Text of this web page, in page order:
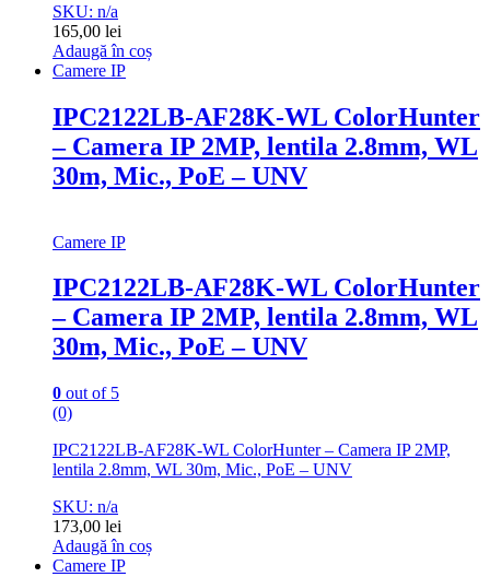
SKU: n/a
165,00 lei
Adaugă în coș
Camere IP
IPC2122LB-AF28K-WL ColorHunter
– Camera IP 2MP, lentila 2.8mm, WL
30m, Mic., PoE – UNV
Camere IP
IPC2122LB-AF28K-WL ColorHunter
– Camera IP 2MP, lentila 2.8mm, WL
30m, Mic., PoE – UNV
0 out of 5
(0)
IPC2122LB-AF28K-WL ColorHunter – Camera IP 2MP,
lentila 2.8mm, WL 30m, Mic., PoE – UNV
SKU: n/a
173,00 lei
Adaugă în coș
Camere IP